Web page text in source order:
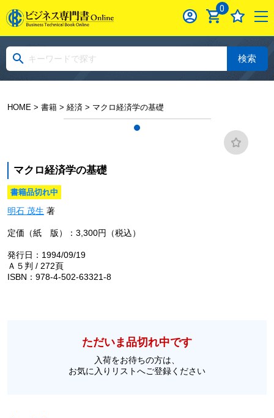
0
検索
HOME> 書籍> 経済 > マクロ経済学の基礎
マクロ経済学の基礎
書籍品切れ中
明石 茂生 著
定価（紙 版）：3,300円（税込）
発行日：1994/09/19
Ａ５判 / 272頁
ISBN：978-4-502-63321-8
ただいま品切れ中です
入荷をお待ちの方は、
お気に入りリストへご登録ください